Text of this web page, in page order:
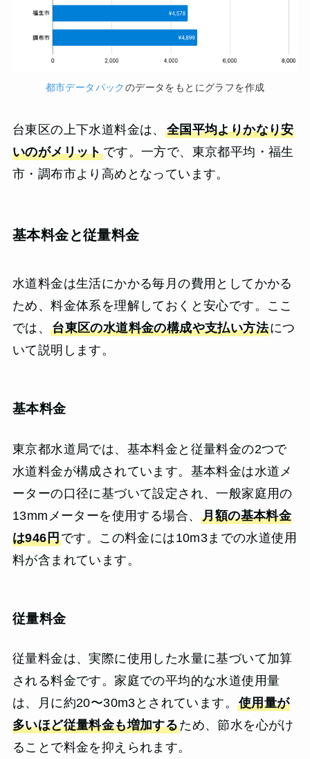
都市データパックのデータをもとにグラフを作成
台東区の上下水道料金は、 全国平均よりかなり安
いのがメリットです。一方で、東京都平均・福生
市・調布市より高めとなっています。
基本料金と従量料金
水道料金は生活にかかる毎月の費用としてかかる
ため、料金体系を理解しておくと安心です。ここ
では、台東区の水道料金の構成や支払い方法につ
いて説明します。
基本料金
東京都水道局では、基本料金と従量料金の2つで
水道料金が構成されています。基本料金は水道メ
ーターの口径に基づいて設定され、一般家庭用の
13mmメーターを使用する場合、月額の基本料金
は946円です。この料金には10m3までの水道使用
料が含まれています。
従量料金
従量料金は、実際に使用した水量に基づいて加算
される料金です。家庭での平均的な水道使用量
は、月に約20〜30m3とされています。 使用量が
多いほど従量料金も増加するため、節水を心がけ
ることで料金を抑えられます。